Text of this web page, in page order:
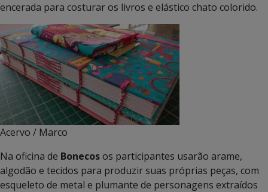
encerada para costurar os livros e elástico chato colorido.
Acervo / Marco
Na oficina de Bonecosos participantes usarão arame,
algodão e tecidos para produzir suas próprias peças, com
esqueleto de metal e plumante de personagens extraídos